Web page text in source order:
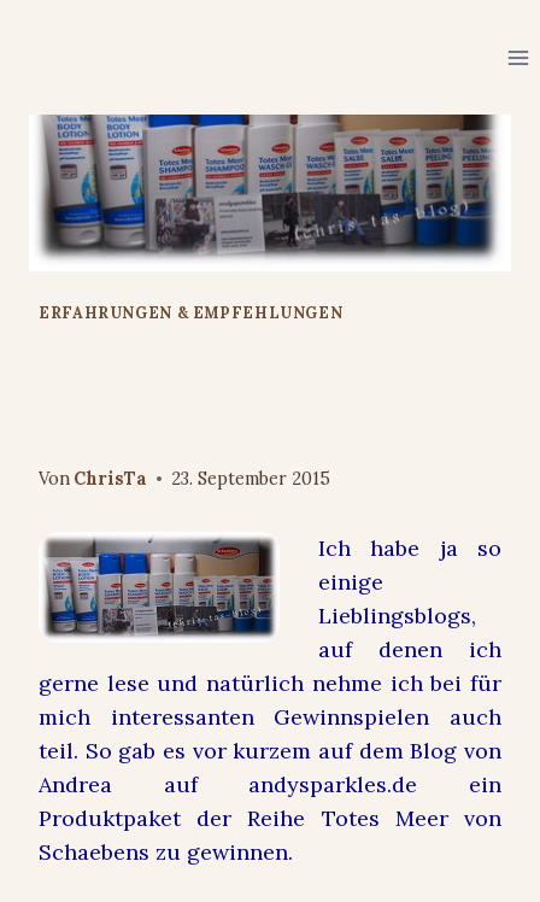
ERFAHRUNGEN & EMPFEHLUNGEN
Von ChrisTa 23. September 2015
Ich habe ja so
einige
Lieblingsblogs,
auf denen ich
gerne lese und natürlich nehme ich bei für
mich interessanten Gewinnspielen auch
teil. So gab es vor kurzem auf dem Blog von
Andrea auf andysparkles.de ein
Produktpaket der Reihe Totes Meer von
Schaebens zu gewinnen.